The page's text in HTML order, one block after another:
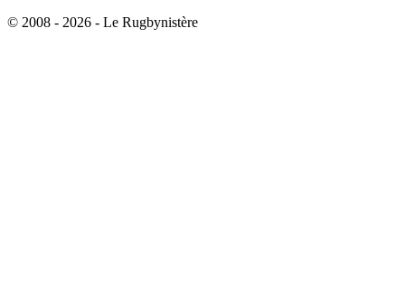
© 2008 - 2026 - Le Rugbynistère